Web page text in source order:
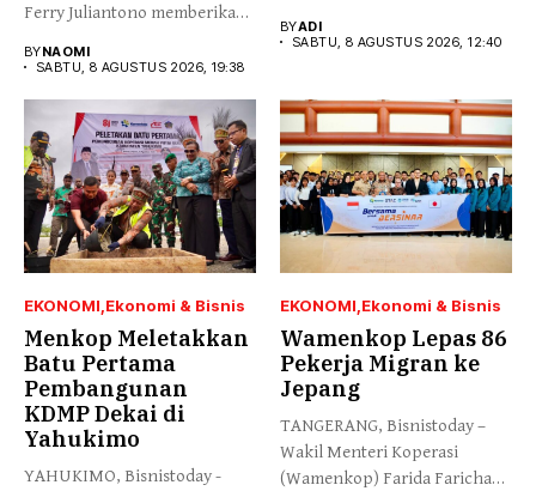
Ferry Juliantono memberikan
BYNAOMI
SABTU, 8 AGUSTUS 2026, 19:38
BYADI
SABTU, 8 AGUSTUS 2026, 12:40
EKONOMI Ekonomi & Bisnis
Menkop Meletakkan
Batu Pertama
Pembangunan
KDMP Dekai di
Yahukimo
YAHUKIMO, Bisnistoday -
EKONOMI Ekonomi & Bisnis
Wamenkop Lepas 86
Pekerja Migran ke
Jepang
TANGERANG, Bisnistoday –
Wakil Menteri Koperasi
(Wamenkop) Farida Farichah